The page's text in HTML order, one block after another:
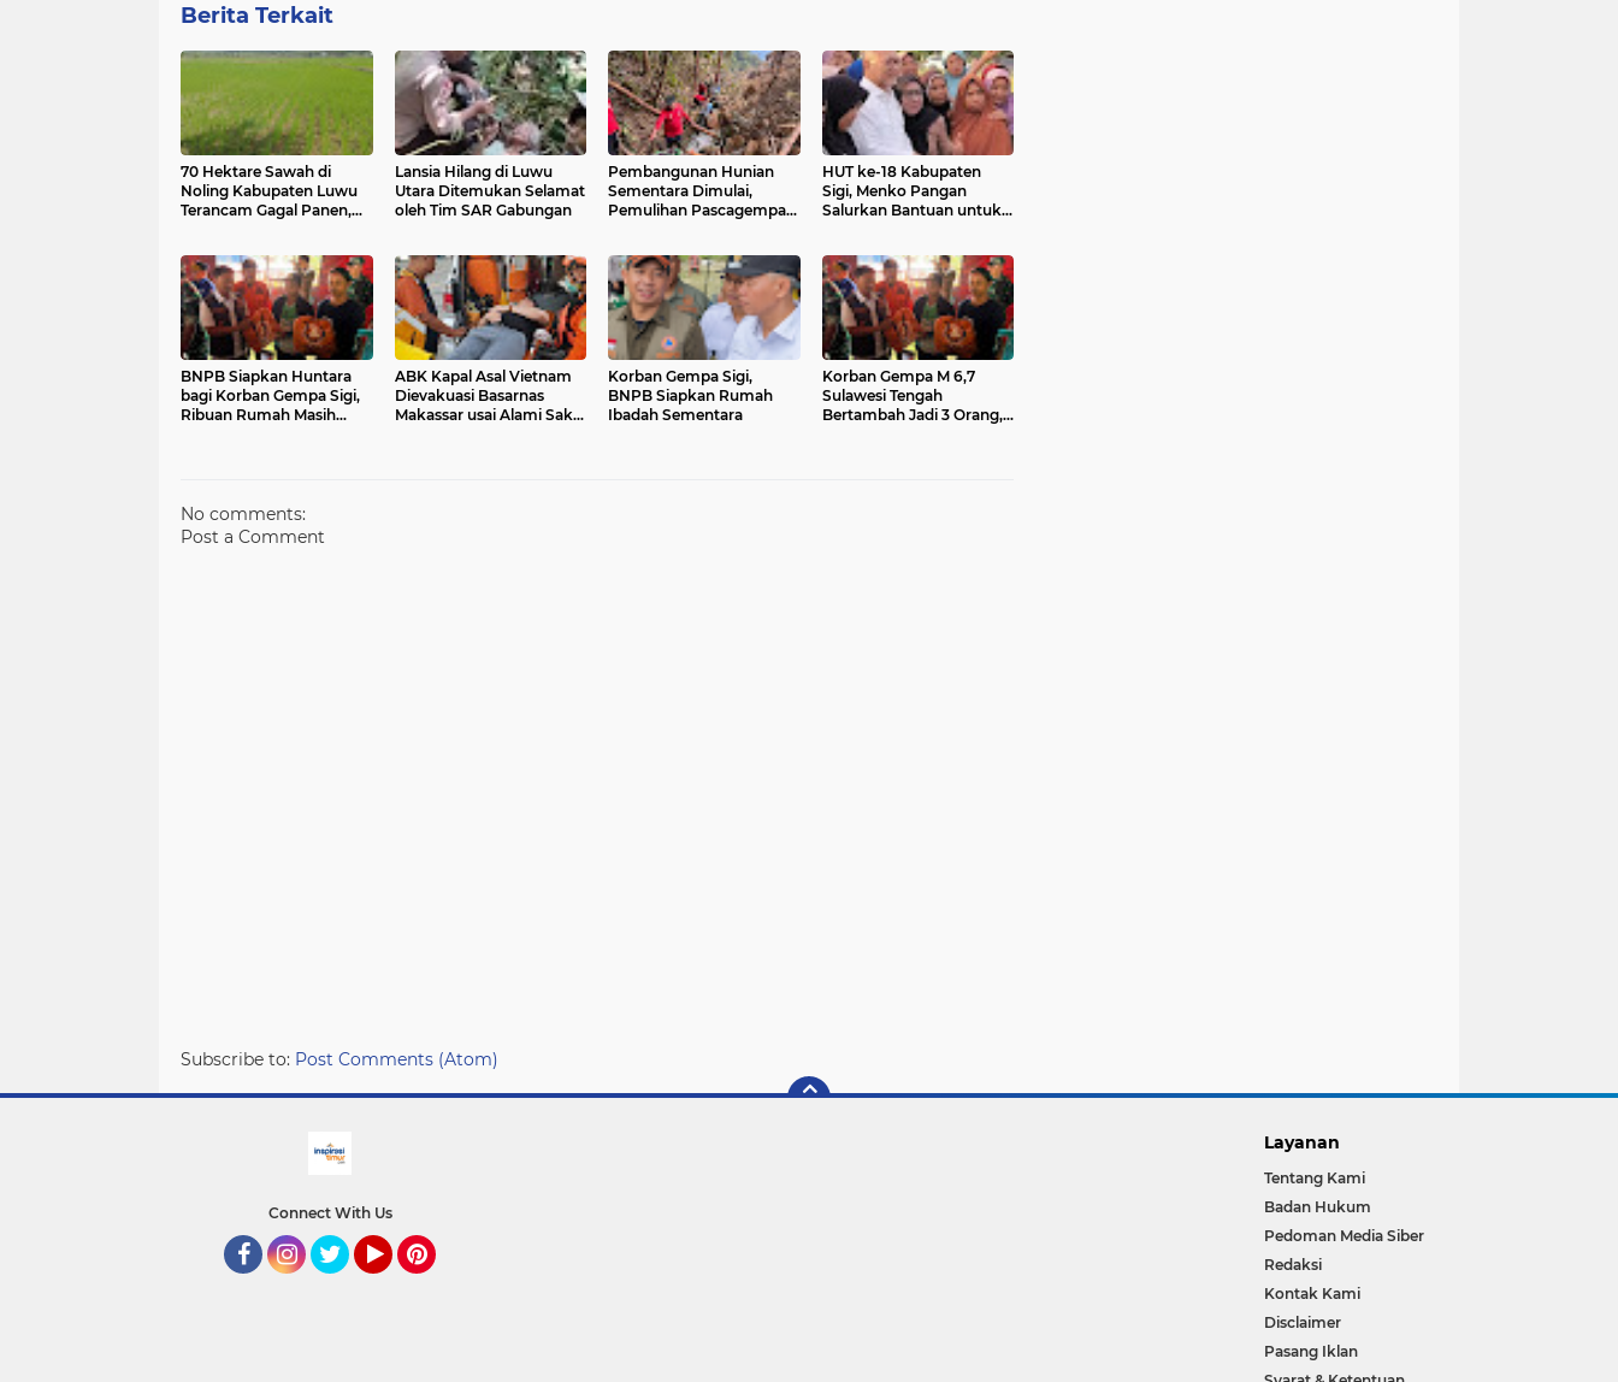
Berita Terkait
70 Hektare Sawah di
Noling Kabupaten Luwu
Terancam Gagal Panen,
Lansia Hilang di Luwu
Utara Ditemukan Selamat
oleh Tim SAR Gabungan
Pembangunan Hunian
Sementara Dimulai,
Pemulihan Pascagempa
HUT ke-18 Kabupaten
Sigi, Menko Pangan
Salurkan Bantuan untuk
BNPB Siapkan Huntara
bagi Korban Gempa Sigi,
Ribuan Rumah Masih
ABK Kapal Asal Vietnam
Dievakuasi Basarnas
Makassar usai Alami Sakit
Korban Gempa Sigi,
BNPB Siapkan Rumah
Ibadah Sementara
Korban Gempa M 6,7
Sulawesi Tengah
Bertambah Jadi 3 Orang,
No comments:
Post a Comment
Subscribe to: Post Comments (Atom)
Connect With Us
Layanan
Tentang Kami
Badan Hukum
Pedoman Media Siber
Redaksi
Kontak Kami
Disclaimer
Pasang Iklan